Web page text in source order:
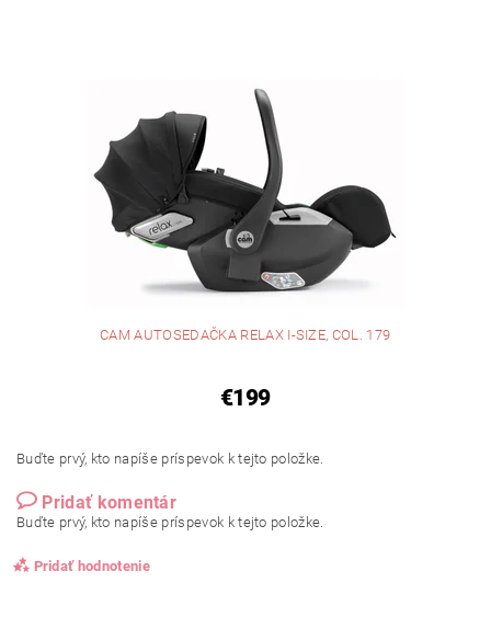
CAM AUTOSEDAČKA RELAX I-SIZE, COL. 179
€199
Buďte prvý, kto napíše príspevok k tejto položke.
Pridať komentár
Buďte prvý, kto napíše príspevok k tejto položke.
Pridať hodnotenie